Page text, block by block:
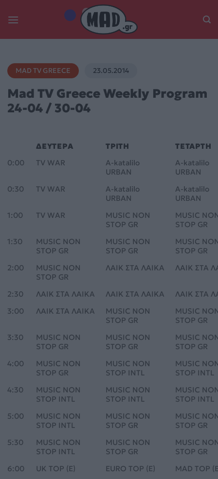
MAD TV GREECE 23.05.2014
Mad TV Greece Weekly Program
24-04 / 30-04
ΔΕΥΤΕΡΑ ΤΡΙΤΗ
ΤΕΤΑΡΤΗ
0:00
TV WAR
A-katalilo
URBAN
A-katalilo
URBAN
0:30
TV WAR
A-katalilo
URBAN
A-katalilo
URBAN
1:00
TV WAR
MUSIC NON
STOP GR
MUSIC
STOP GR
1:30
MUSIC NON
STOP GR
MUSIC NON
STOP GR
MUSIC
STOP GR
2:00
MUSIC NON
STOP GR
ΛΑΙΚ ΣΤΑ ΛΑΙΚΑ ΛΑΙΚ ΣΤΑ
2:30 ΛΑΙΚ ΣΤΑ ΛΑΙΚΑ ΛΑΙΚ ΣΤΑ ΛΑΙΚΑ
ΛΑΙΚ ΣΤΑ
3:00
ΛΑΙΚ ΣΤΑ ΛΑΙΚΑ
MUSIC NON
STOP GR
MUSIC
STOP GR
3:30
MUSIC NON
STOP GR
MUSIC NON
STOP GR
MUSIC
STOP GR
4:00
MUSIC NON
STOP GR
MUSIC NON
STOP INTL
MUSIC
STOP INTL
4:30
MUSIC NON
STOP INTL
MUSIC NON
STOP INTL
MUSIC
STOP INTL
5:00
MUSIC NON
STOP INTL
MUSIC NON
STOP GR
MUSIC
STOP GR
5:30
MUSIC NON
STOP INTL
MUSIC NON
STOP GR
MUSIC
STOP GR
6:00
UK TOP (E) EURO TOP (E) MAD TOP